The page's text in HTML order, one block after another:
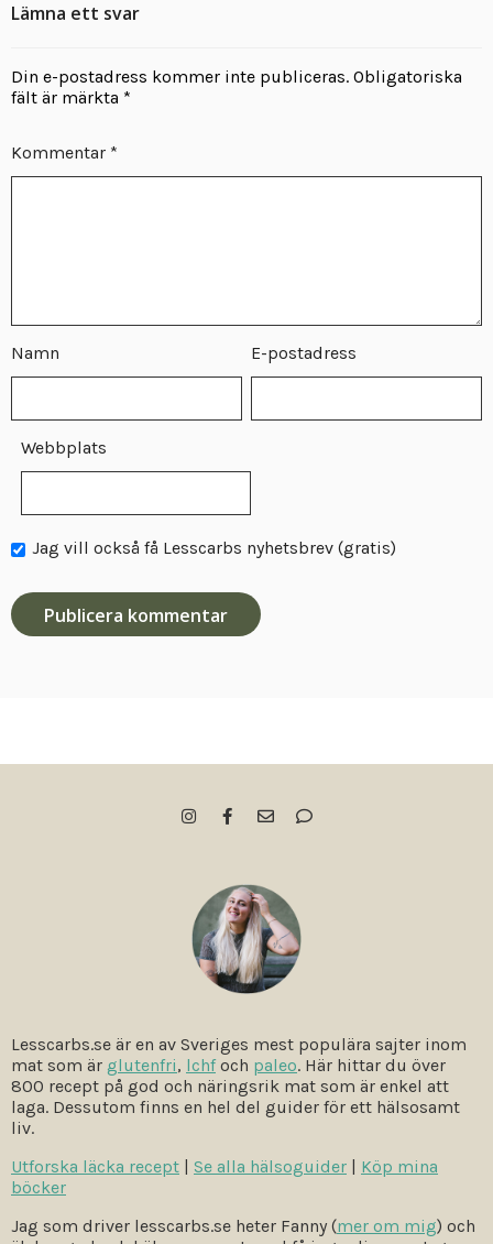
Lämna ett svar
Din e-postadress kommer inte publiceras. Obligatoriska
fält är märkta *
Kommentar *
Namn E-postadress
Webbplats
Jag vill också få Lesscarbs nyhetsbrev (gratis)
Lesscarbs.se är en av Sveriges mest populära sajter inom
mat som är glutenfri, lchfoch paleo. Här hittar du över
800 recept på god och näringsrik mat som är enkel att
laga. Dessutom finns en hel del guider för ett hälsosamt
liv.
Utforska läcka recept
Se alla hälsoguider
Köp mina
böcker
Jag som driver lesscarbs.se heter Fanny (mer om mig) och